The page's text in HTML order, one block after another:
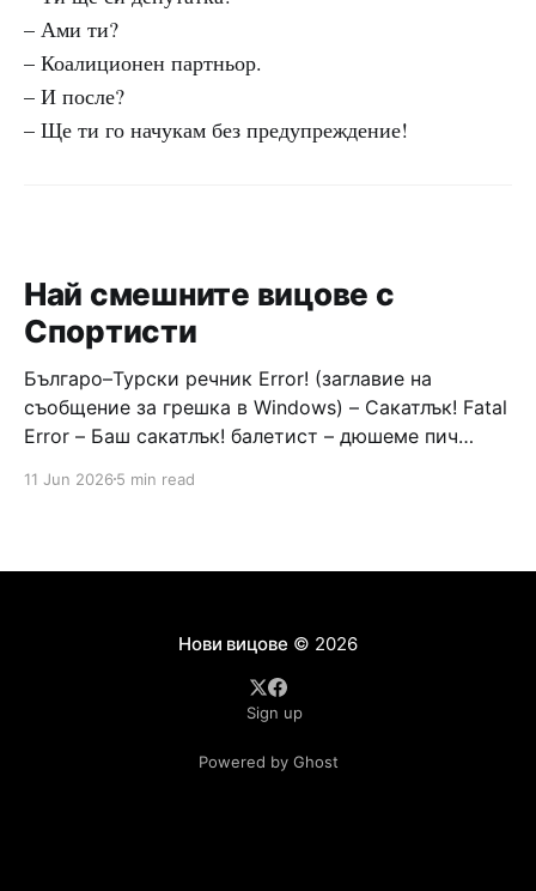
– Ами ти?
– Коалиционен партньор.
– И после?
– Ще ти го начукам без предупреждение!
Най смешните вицове с
Спортисти
Българо–Турски речник Error! (заглавие на
съобщение за грешка в Windows) – Сакатлък! Fatal
Error – Баш сакатлък! балетист – дюшеме пич
Война и мир – Патаклама и рахатлък Cancel –
дявола – дур базик шаркан бабана сакатлък Двама
11 Jun 2026 5 min read
Нови вицове © 2026
Sign up
Powered by Ghost